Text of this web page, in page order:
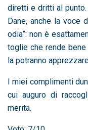
diretti e dritti al
Dane, anche la voce
odia”: non è
toglie che rende
la potranno
I miei complimenti
cui auguro di
merita.